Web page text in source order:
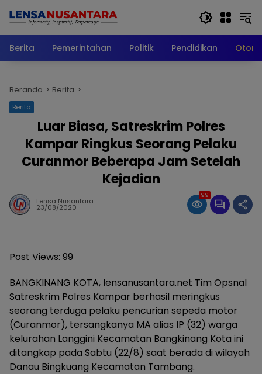
Berita
Pemerintahan Politik Pendidikan
Beranda Berita
Berita
Luar Biasa, Satreskrim Polres
Kampar Ringkus Seorang Pelaku
Curanmor Beberapa Jam Setelah
Kejadian
Lensa Nusantara
23/08/2020
99
Post Views: 99
BANGKINANG KOTA, lensanusantara.net Tim Opsnal
Satreskrim Polres Kampar berhasil meringkus
seorang terduga pelaku pencurian sepeda motor
(Curanmor), tersangkanya MA alias IP (32) warga
kelurahan Langgini Kecamatan Bangkinang Kota ini
ditangkap pada Sabtu (22/8) saat berada di wilayah
Danau Bingkuang Kecamatan Tambang.